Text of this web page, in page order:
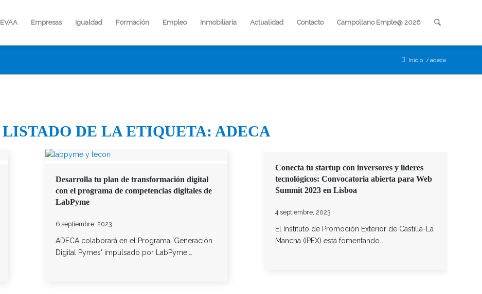
EVAA Empresas Igualdad Formación Empleo Inmobiliaria Actualidad Contacto Campollano Emple@ 2026
Inicio / adeca
LISTADO DE LA ETIQUETA: ADECA
Desarrolla tu plan de transformación digital
con el programa de competencias digitales de
LabPyme
6 septiembre, 2023
ADECA colaborará en el Programa 'Generación
Digital Pymes' impulsado por LabPyme,…
Conecta tu startup con inversores y líderes
tecnológicos: Convocatoria abierta para Web
Summit 2023 en Lisboa
4 septiembre, 2023
El Instituto de Promoción Exterior de Castilla-La
Mancha (IPEX) está fomentando…